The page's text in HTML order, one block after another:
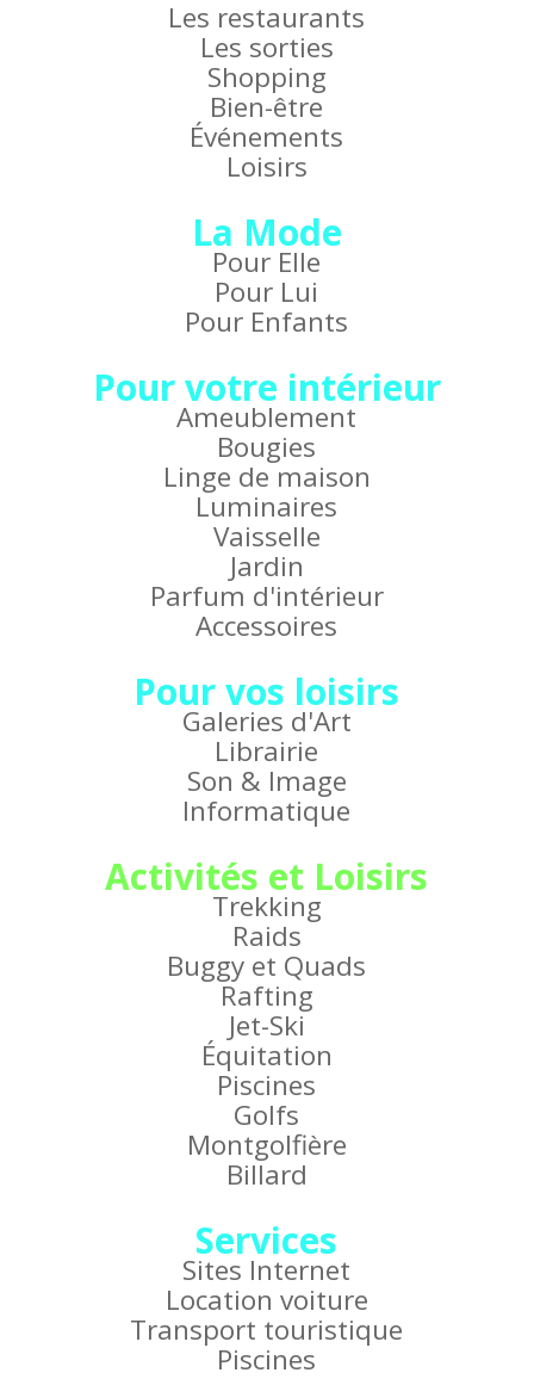
Les restaurants
Les sorties
Shopping
Bien-être
Événements
Loisirs
La Mode
Pour Elle
Pour Lui
Pour Enfants
Pour votre intérieur
Ameublement
Bougies
Linge de maison
Luminaires
Vaisselle
Jardin
Parfum d'intérieur
Accessoires
Pour vos loisirs
Galeries d'Art
Librairie
Son & Image
Informatique
Activités et Loisirs
Trekking
Raids
Buggy et Quads
Rafting
Jet-Ski
Équitation
Piscines
Golfs
Montgolfière
Billard
Services
Sites Internet
Location voiture
Transport touristique
Piscines